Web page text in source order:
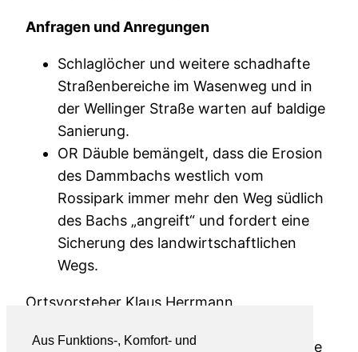
Aus Funktions-, Komfort- und
Anfragen und Anregungen
Schlaglöcher und weitere schadhafte
Straßenbereiche im Wasenweg und in
der Wellinger Straße warten auf baldige
Sanierung.
OR Däuble bemängelt, dass die Erosion
des Dammbachs westlich vom
Rossipark immer mehr den Weg südlich
des Bachs „angreift“ und fordert eine
Sicherung des landwirtschaftlichen
Wegs.
Ortsvorsteher Klaus Herrmann
rufen Sie mich an (Tel.: 6772), schreiben Sie